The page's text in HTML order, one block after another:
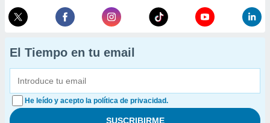
El Tiempo en tu email
He leído y acepto la política de privacidad.